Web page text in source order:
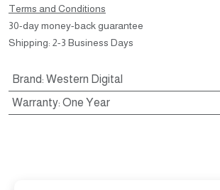
Terms and Conditions
30-day money-back guarantee
Shipping: 2-3 Business Days
Brand: Western Digital
Warranty: One Year